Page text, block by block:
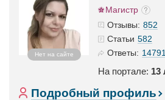
Нет на сайте
Магистр
Отзывы: 852
Статьи 582
Ответы:
На портале: 13
Подробный профиль